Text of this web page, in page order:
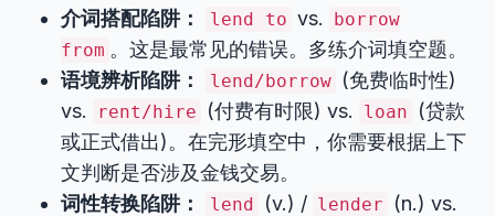
介词搭配陷阱：
lend to vs.
borrow
from 。这是最常见的错误。多练介词填空题。
语境辨析陷阱：
lend/borrow (免费临时性)
vs.
rent/hire (付费有时限) vs. loan
(贷款
或正式借出)。在完形填空中，你需要根据上下
文判断是否涉及金钱交易。
词性转换陷阱：
lend (v.) / lender (n.) vs.